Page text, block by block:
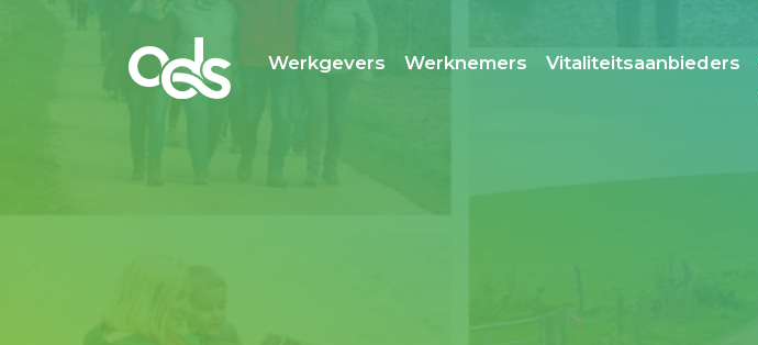
Werkgevers Werknemers Vitaliteitsaanbieders